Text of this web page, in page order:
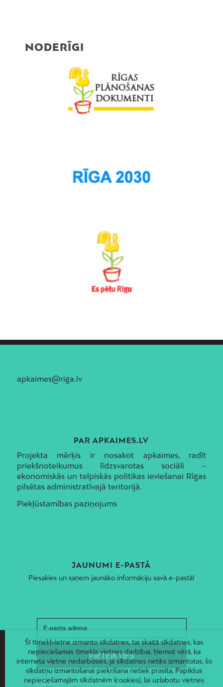
NODERĪGI
apkaimes@riga.lv
PAR APKAIMES.LV
Projekta mērķis ir nosakot apkaimes, radīt
priekšnoteikumus līdzsvarotas sociāli –
ekonomiskās un telpiskās politikas ieviešanai Rīgas
pilsētas administratīvajā teritorijā.
Piekļūstamības paziņojums
JAUNUMI E-PASTĀ
Piesakies un saņem jaunāko informāciju savā e-pastā!
Šī tīmekļvietne izmanto sīkdatnes, tai skaitā sīkdatnes, kas
nepieciešamas tīmekļa vietnes darbībai. Ņemot vērā, ka
interneta vietne nedarbosies, ja sīkdatnes netiks izmantotas, šo
sīkdatņu izmantošanai piekrišana netiek prasīta. Papildus
nepieciešamajām sīkdatnēm (cookies), lai uzlabotu vietnes